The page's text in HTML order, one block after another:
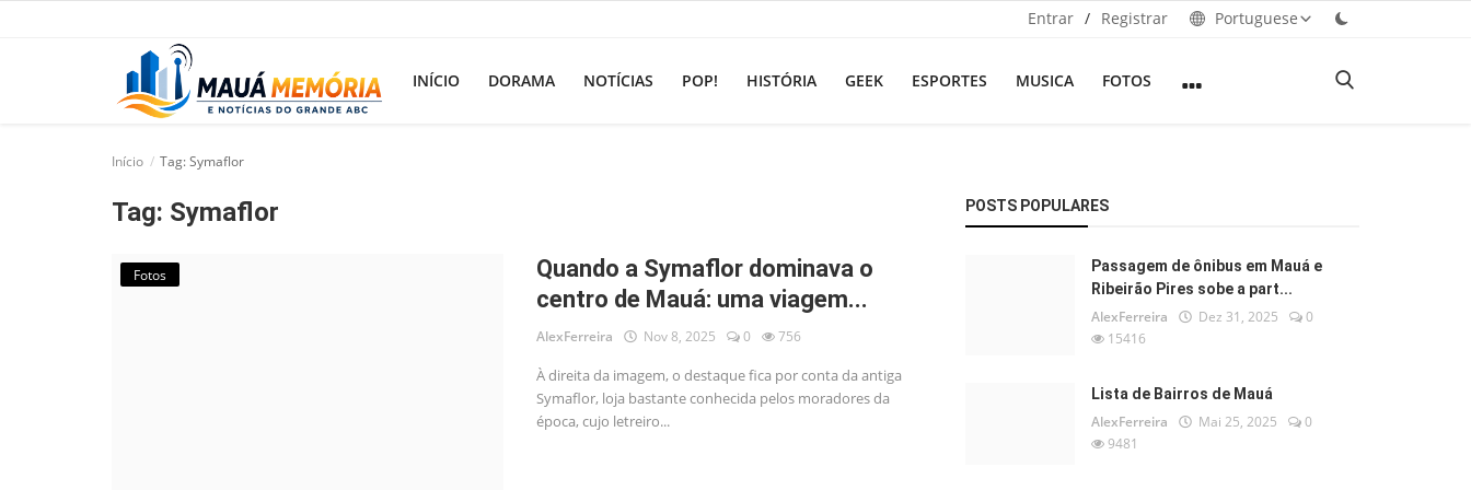
Entrar / Registrar Portuguese
INÍCIO DORAMA NOTÍCIAS POP! HISTÓRIA GEEK ESPORTES MUSICA FOTOS
Início Tag: Symaflor
Tag: Symaflor
Fotos
Quando a Symaflor dominava o
centro de Mauá: uma viagem...
AlexFerreira Nov 8, 2025 0 756
À direita da imagem, o destaque fica por conta da antiga
Symaflor, loja bastante conhecida pelos moradores da
época, cujo letreiro...
POSTS POPULARES
Passagem de ônibus em Mauá e
Ribeirão Pires sobe a part...
AlexFerreira Dez 31, 2025
0
15416
Lista de Bairros de Mauá
AlexFerreira Mai 25, 2025
0
9481